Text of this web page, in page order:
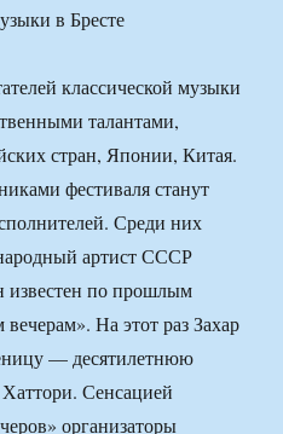
классической музыки
талантами,
стран, Японии, Китая.
фестиваля станут
Среди них
артист СССР
известен по прошлым
На этот раз Захар
— десятилетнюю
Сенсацией
организаторы